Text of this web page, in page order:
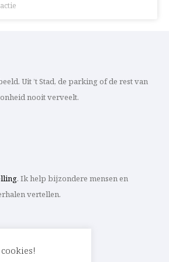
Uit ’t Stad, de parking of de rest van
nooit verveelt.
. Ik help bijzondere mensen en
vertellen.